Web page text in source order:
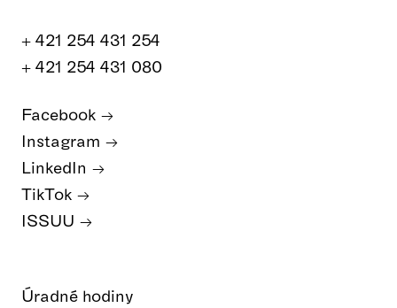
Úradné hodiny
+ 421 254 431 254
+ 421 254 431 080
Facebook
Instagram
LinkedIn
TikTok
ISSUU